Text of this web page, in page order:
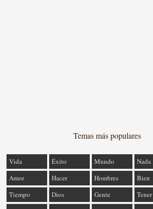
Temas más populares
Vida Éxito Mundo
Nada
Amor
Hacer Hombres
Bien
Tiempo
Dios Gente
Tener